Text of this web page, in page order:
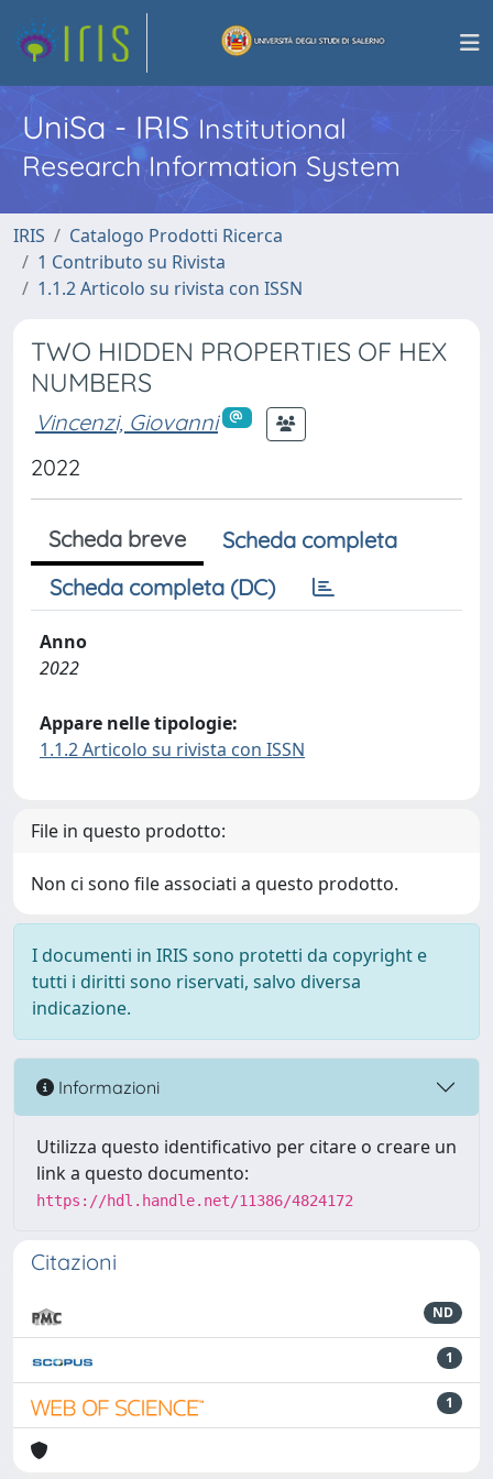
UniSa - IRISInstitutional
Research Information System
IRIS
Catalogo Prodotti Ricerca
1 Contributo su Rivista
1.1.2 Articolo su rivista con ISSN
TWO HIDDEN PROPERTIES OF HEX
NUMBERS
Vincenzi, Giovanni
2022
Scheda breve
Scheda completa
Scheda completa (DC)
Anno
2022
Appare nelle tipologie:
1.1.2 Articolo su rivista con ISSN
File in questo prodotto:
Non ci sono file associati a questo prodotto.
I documenti in IRIS sono protetti da copyright e
tutti i diritti sono riservati, salvo diversa
indicazione.
Informazioni
Utilizza questo identificativo per citare o creare un
link a questo documento:
https://hdl.handle.net/11386/4824172
Citazioni
ND
1
1